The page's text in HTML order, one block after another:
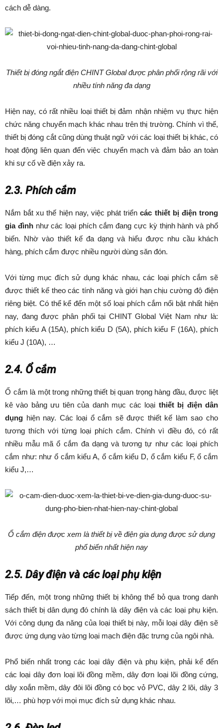
cách dễ dàng.
Thiết bị đóng ngắt điện CHINT Global được phân phối rộng rãi với
nhiều tính năng đa dạng
Hiện nay, có rất nhiều loại thiết bị đảm nhận nhiệm vụ thực hiện
chức năng chuyển mạch khác nhau trên thị trường. Chính vì thế,
thiết bị đóng cắt cũng dùng thuật ngữ với các loại thiết bị khác, có
hoạt động liên quan đến việc chuyển mạch và đảm bảo an toàn
khi sự cố về điện xảy ra.
2.3. Phích cắm
Nắm bắt xu thế hiện nay, việc phát triểncác thiết bị điện trong
gia đình như các loại phích cắm đang cực kỳ thịnh hành và phổ
biến. Nhờ vào thiết kế đa dạng và hiểu được nhu cầu khách
hàng, phích cắm được nhiều người dùng săn đón.
Với từng mục đích sử dụng khác nhau, các loại phích cắm sẽ
được thiết kế theo các tính năng và giới hạn chịu cường độ điện
riêng biệt. Có thể kể đến một số loại phích cắm nổi bật nhất hiện
nay, đang được phân phối tại CHINT Global Việt Nam như là:
phích kiểu A (15A), phích kiểu D (5A), phích kiểu F (16A), phích
kiểu J (10A), …
2.4. Ổ cắm
Ổ cắm là một trong những thiết bị quan trọng hàng đầu, được liệt
kê vào bảng ưu tiên của danh mục các loại thiết bị điện dân
dụng hiện nay. Các loại ổ cắm sẽ được thiết kế làm sao cho
tương thích với từng loại phích cắm. Chính vì điều đó, có rất
nhiều mẫu mã ổ cắm đa dạng và tương tự như các loại phích
cắm như: như ổ cắm kiểu A, ổ cắm kiểu D, ổ cắm kiểu F, ổ cắm
kiểu J,…
Ổ cắm điện được xem là thiết bị về điện gia dụng được sử dụng
phổ biến nhất hiện nay
2.5. Dây điện và các loại phụ kiện
Tiếp đến, một trong những thiết bị không thể bỏ qua trong danh
sách thiết bị dân dụng đó chính là dây điện và các loại phụ kiện.
Với công dụng đa năng của loại thiết bị này, mỗi loại dây điện sẽ
được ứng dụng vào từng loại mạch điện đặc trưng của ngôi nhà.
Phổ biến nhất trong các loại dây điện và phụ kiện, phải kể đến
các loại dây đơn loại lõi đồng mềm, dây đơn loại lõi đồng cứng,
dây xoắn mềm, dây đôi lõi đồng có bọc vỏ PVC, dây 2 lõi, dây 3
lõi,… phù hợp với mọi mục đích sử dụng khác nhau.